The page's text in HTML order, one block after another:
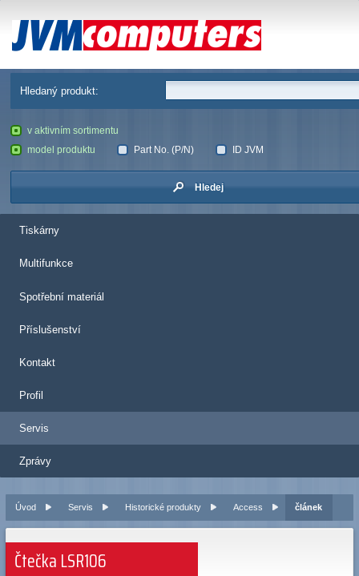
JVM Computers
Hledaný produkt:
v aktivním sortimentu
model produktu
Part No. (P/N) ID JVM
Hledej
Tiskárny
Multifunkce
Spotřební materiál
Příslušenství
Kontakt
Profil
Servis
Zprávy
Úvod Servis Historické produkty Access článek
Čtečka LSR106